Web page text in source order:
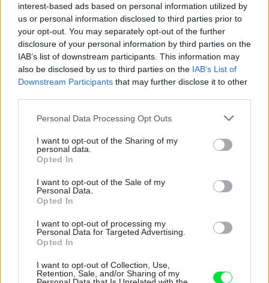
interest-based ads based on personal information utilized by
us or personal information disclosed to third parties prior to
your opt-out. You may separately opt-out of the further
disclosure of your personal information by third parties on the
IAB’s list of downstream participants. This information may
also be disclosed by us to third parties on the IAB’s List of
Downstream Participants that may further disclose it to other
Please note that this website/app uses one or more Google
not limited to your visit or usage behaviour. You may click to
grant or deny consent to Google and its third-party tags to
use your data for below specified purposes in below Google
consent section.
Personal Data Processing Opt Outs
I want to opt-out of the Sharing of my
personal data.
Opted In
I want to opt-out of the Sale of my
Personal Data.
Opted In
I want to opt-out of processing my
Personal Data for Targeted Advertising.
Opted In
I want to opt-out of Collection, Use,
Retention, Sale, and/or Sharing of my
zariadenie kúpeľne
Zdieľať článok